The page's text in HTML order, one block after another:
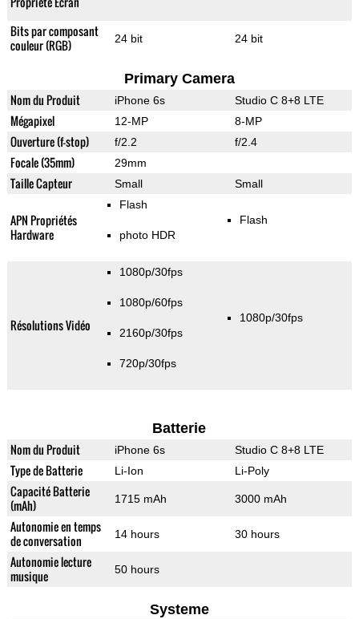
Bits par composant
couleur (RGB)
24 bit 24 bit
Primary Camera
Nom du Produit iPhone 6s Studio C 8+8 LTE
Mégapixel 12-MP 8-MP
Ouverture (f-stop) f/2.2 f/2.4
Focale (35mm) 29mm
Taille Capteur Small Small
APN Propriétés
Hardware
Flash
photo HDR
Flash
Résolutions Vidéo
1080p/30fps
1080p/60fps
2160p/30fps
720p/30fps
1080p/30fps
Batterie
Nom du Produit iPhone 6s Studio C 8+8 LTE
Type de Batterie Li-Ion Li-Poly
Capacité Batterie
(mAh)
1715 mAh 3000 mAh
Autonomie en temps
de conversation
14 hours 30 hours
Autonomie lecture
musique
50 hours
Systeme